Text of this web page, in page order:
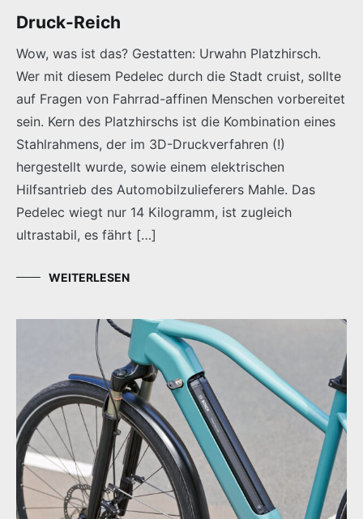
Druck-Reich
Wow, was ist das? Gestatten: Urwahn Platzhirsch.
Wer mit diesem Pedelec durch die Stadt cruist, sollte
auf Fragen von Fahrrad-affinen Menschen vorbereitet
sein. Kern des Platzhirschs ist die Kombination eines
Stahlrahmens, der im 3D-Druckverfahren (!)
hergestellt wurde, sowie einem elektrischen
Hilfsantrieb des Automobilzulieferers Mahle. Das
Pedelec wiegt nur 14 Kilogramm, ist zugleich
ultrastabil, es fährt […]
WEITERLESEN